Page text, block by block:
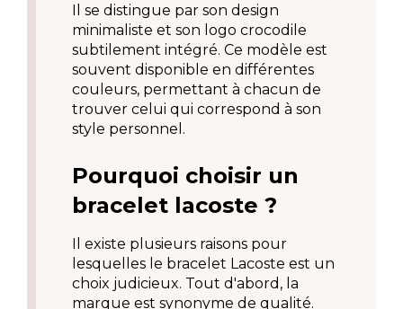
Il se distingue par son design
minimaliste et son logo crocodile
subtilement intégré. Ce modèle est
souvent disponible en différentes
couleurs, permettant à chacun de
trouver celui qui correspond à son
style personnel.
Pourquoi choisir un
bracelet lacoste ?
Il existe plusieurs raisons pour
lesquelles le bracelet Lacoste est un
choix judicieux. Tout d'abord, la
marque est synonyme de qualité.